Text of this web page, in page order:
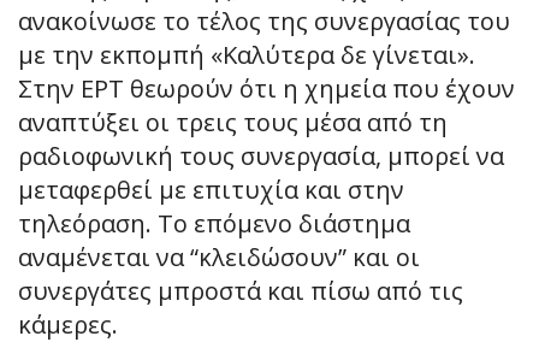
ανακοίνωσε το τέλος της συνεργασίας του
με την εκπομπή «Καλύτερα δε γίνεται».
Στην ΕΡΤ θεωρούν ότι η χημεία που έχουν
αναπτύξει οι τρεις τους μέσα από τη
ραδιοφωνική τους συνεργασία, μπορεί να
μεταφερθεί με επιτυχία και στην
τηλεόραση. Το επόμενο διάστημα
αναμένεται να “κλειδώσουν” και οι
συνεργάτες μπροστά και πίσω από τις
κάμερες.